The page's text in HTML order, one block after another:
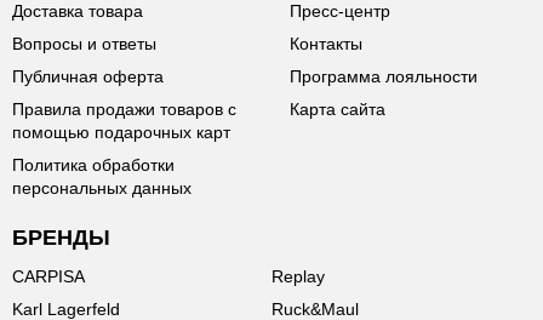
Доставка товара
Вопросы и ответы
Публичная оферта
Правила продажи товаров с
помощью подарочных карт
Политика обработки
персональных данных
Пресс-центр
Контакты
Программа лояльности
Карта сайта
БРЕНДЫ
CARPISA
Karl Lagerfeld
Replay
Ruck&Maul